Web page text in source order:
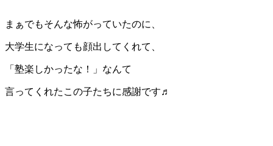
まぁでもそんな怖がっていたのに、
大学生になっても顔出してくれて、
「塾楽しかったな！」なんて
言ってくれたこの子たちに感謝です♬